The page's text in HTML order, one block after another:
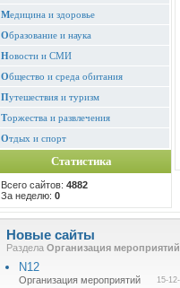
Медицина и здоровье
Образование и наука
Новости и СМИ
Общество и среда обитания
Путешествия и туризм
Торжества и развлечения
Отдых и спорт
Статистика
Всего сайтов: 4882
За неделю: 0
Новые сайты
Раздела Организация мероприятий
N12
Организация мероприятий 15-